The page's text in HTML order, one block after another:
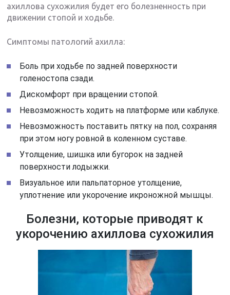
ахиллова сухожилия будет его болезненность при
движении стопой и ходьбе.
Симптомы патологий ахилла:
Боль при ходьбе по задней поверхности
голеностопа сзади.
Дискомфорт при вращении стопой.
Невозможность ходить на платформе или каблуке.
Невозможность поставить пятку на пол, сохраняя
при этом ногу ровной в коленном суставе.
Утолщение, шишка или бугорок на задней
поверхности лодыжки.
Визуальное или пальпаторное утолщение,
уплотнение или укорочение икроножной мышцы.
Болезни, которые приводят к
укорочению ахиллова сухожилия